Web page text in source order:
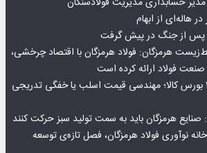
هاله‌ای از ابهام
پس از جنگ در پیش گرفت
هرمزگان: فولاد هرمزگان با اقتصاد چرخشی،
صنعت فولاد ارائه کرده است
ابلاغیه جنجالی ۱۶۳۰۰ بورس کالا؛ مهندسی قیمت اسلب یا خفگی تدریجی
هرمزگان باید به سمت تولید سبز حرکت کنند
نوآوری فولاد هرمزگان، فصل تازه‌ی توسعه